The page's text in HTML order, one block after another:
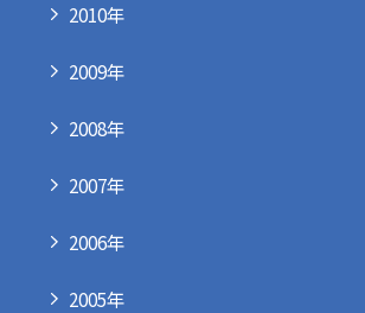
2010年
2009年
2008年
2007年
2006年
2005年